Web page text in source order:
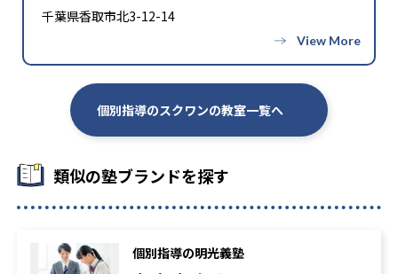
千葉県香取市北3-12-14
個別指導のスクワンの教室一覧へ
類似の塾ブランドを探す
個別指導の明光義塾